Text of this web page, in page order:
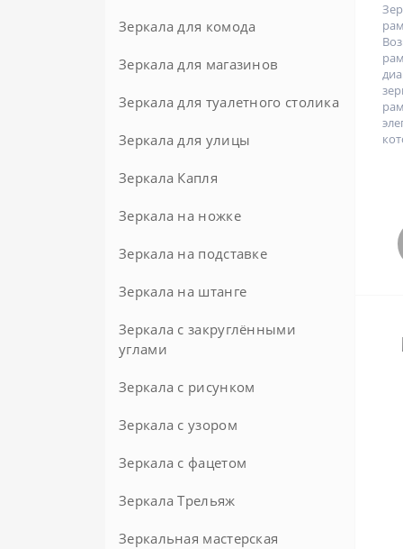
Зеркала для комода
Зеркала для магазинов
Зеркала для туалетного столика
Зеркала для улицы
Зеркала Капля
Зеркала на ножке
Напольные
Настольные
Зеркала на подставке
Зеркала на штанге
Зеркала с закруглёнными
углами
Зеркала с рисунком
Зеркала с узором
Зеркала с фацетом
Круглые с фацетом
Зеркала Трельяж
Зеркальная мастерская